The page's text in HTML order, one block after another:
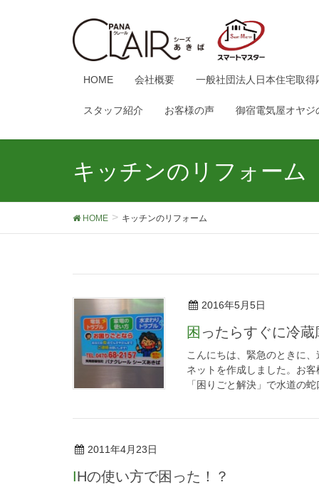
HOME 会社概要 一般社団法人日本住宅取得
スタッフ紹介 お客様の声 御宿電気屋オヤジ
キッチンのリフォーム
HOME キッチンのリフォーム
2016年5月5日
困ったらすぐに冷
こんにちは、緊急のときに
ネットを作成しました。お
「困りごと解決」で水道の
2011年4月23日
IHの使い方で困った！？